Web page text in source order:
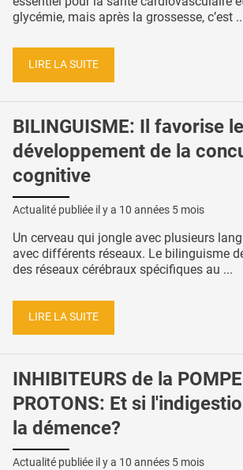
glycémie, mais après la grossesse, c’est
LIRE LA SUITE
BILINGUISME: Il favorise le
développement de la
cognitive
Actualité publiée il y a 10 années 5 mois
Un cerveau qui jongle avec plusieurs
avec différents réseaux. Le bilinguisme
des réseaux cérébraux spécifiques au ...
LIRE LA SUITE
INHIBITEURS de la
PROTONS: Et si
la démence?
Actualité publiée il y a 10 années 5 mois